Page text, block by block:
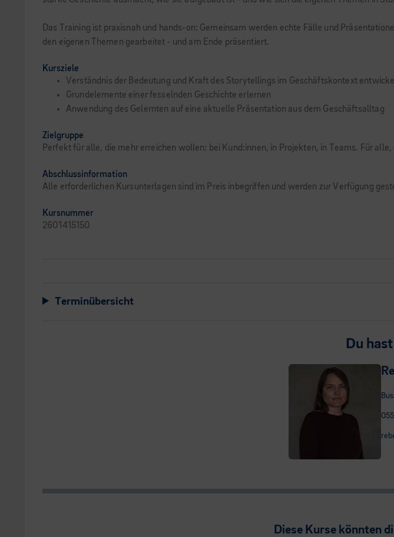
Das Training ist praxisnah und hands-on: Gemeinsam werden echte Fälle und
den eigenen Themen gearbeitet - und am Ende präsentiert.
Kursziele
Verständnis der Bedeutung und Kraft des Storytellings im Geschäftskontext
Grundelemente einer fesselnden Geschichte erlernen
Anwendung des Gelernten auf eine aktuelle Präsentation aus dem Geschäftsalltag
Zielgruppe
Perfekt für alle, die mehr erreichen wollen: bei Kund:innen, in Projekten, in Teams. Für
Abschlussinformation
Alle erforderlichen Kursunterlagen sind im Preis inbegriffen und werden zur Verfügung
Kursnummer
2601415150
Terminübersicht
Du
Diese Kurse könnten